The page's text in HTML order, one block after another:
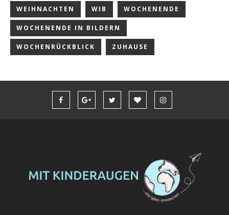
WEIHNACHTEN WIB WOCHENENDE
WOCHENENDE IN BILDERN
WOCHENRÜCKBLICK ZUHAUSE